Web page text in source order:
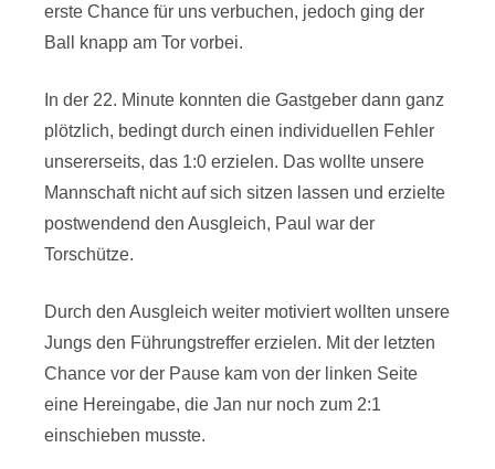
erste Chance für uns verbuchen, jedoch ging der
Ball knapp am Tor vorbei.
In der 22. Minute konnten die Gastgeber dann ganz
plötzlich, bedingt durch einen individuellen Fehler
unsererseits, das 1:0 erzielen. Das wollte unsere
Mannschaft nicht auf sich sitzen lassen und erzielte
postwendend den Ausgleich, Paul war der
Torschütze.
Durch den Ausgleich weiter motiviert wollten unsere
Jungs den Führungstreffer erzielen. Mit der letzten
Chance vor der Pause kam von der linken Seite
eine Hereingabe, die Jan nur noch zum 2:1
einschieben musste.